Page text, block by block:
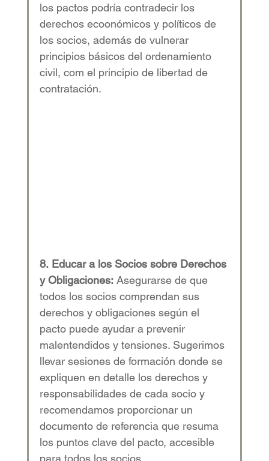
los pactos podría contradecir los
derechos ecoonómicos y políticos de
los socios, además de vulnerar
principios básicos del ordenamiento
civil, com el principio de libertad de
contratación.
8. Educar a los Socios sobre Derechos
y Obligaciones: Asegurarse de que
todos los socios comprendan sus
derechos y obligaciones según el
pacto puede ayudar a prevenir
malentendidos y tensiones. Sugerimos
llevar sesiones de formación donde se
expliquen en detalle los derechos y
responsabilidades de cada socio y
recomendamos proporcionar un
documento de referencia que resuma
los puntos clave del pacto, accesible
para todos los socios.